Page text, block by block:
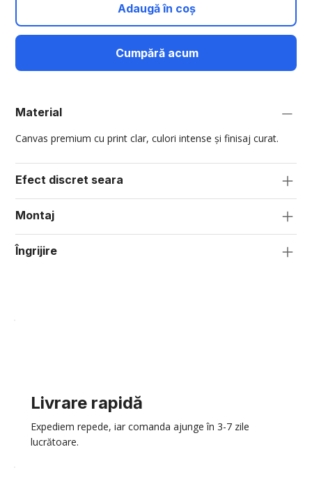
Adaugă în coș
Cumpără acum
Material
Canvas premium cu print clar, culori intense și finisaj curat.
Efect discret seara
Montaj
Îngrijire
Livrare rapidă
Expediem repede, iar comanda ajunge în 3-7 zile
lucrătoare.